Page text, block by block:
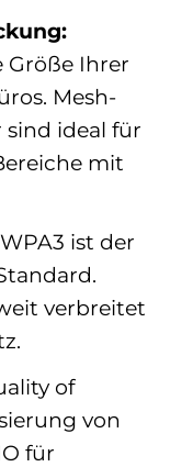
Größe Ihrer
Mesh-
sind ideal für
mit
ist der
verbreitet
of
von
für